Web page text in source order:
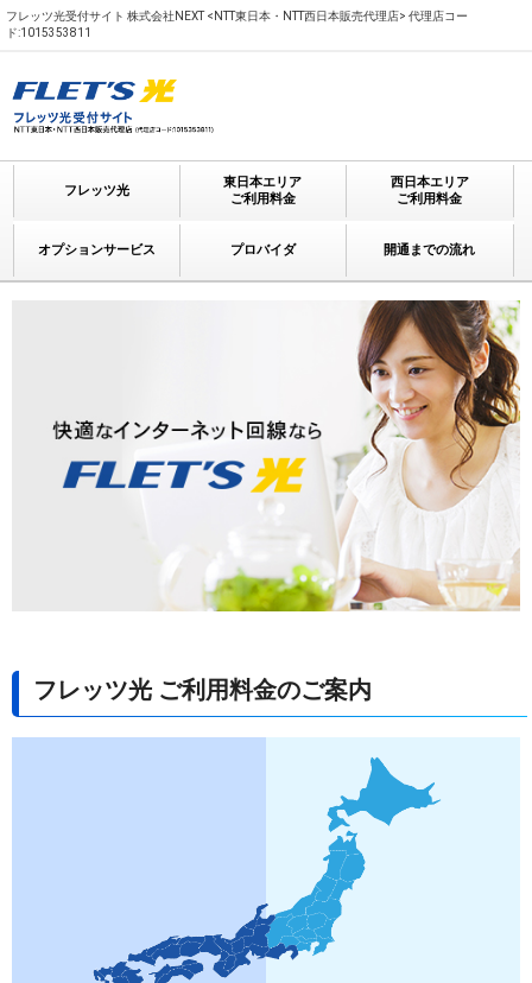
フレッツ光受付サイト 株式会社NEXT <NTT東日本・NTT西日本販売代理店> 代理店コー
ド:1015353811
フレッツ光
東日本エリア
ご利用料金
西日本エリア
ご利用料金
オプションサービス プロバイダ 開通までの流れ
フレッツ光 ご利用料金のご案内